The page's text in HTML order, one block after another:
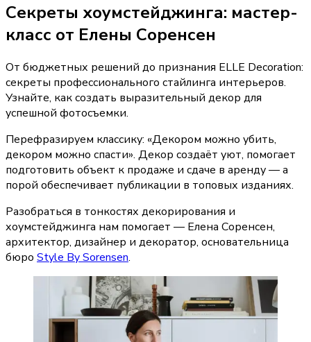
Секреты хоумстейджинга: мастер-
класс от Елены Соренсен
От бюджетных решений до признания ELLE Decoration:
секреты профессионального стайлинга интерьеров.
Узнайте, как создать выразительный декор для
успешной фотосъемки.
Перефразируем классику: «Декором можно убить,
декором можно спасти». Декор создаёт уют, помогает
подготовить объект к продаже и сдаче в аренду — а
порой обеспечивает публикации в топовых изданиях.
Разобраться в тонкостях декорирования и
хоумстейджинга нам помогает — Елена Соренсен,
архитектор, дизайнер и декоратор, основательница
бюро Style By Sorensen.